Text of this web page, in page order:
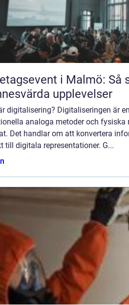
i Malmö: Så
upplevelser
digitalisering? Digitaliseringen är
analoga metoder och
Det handlar om att konvertera
till digitala representationer. G...